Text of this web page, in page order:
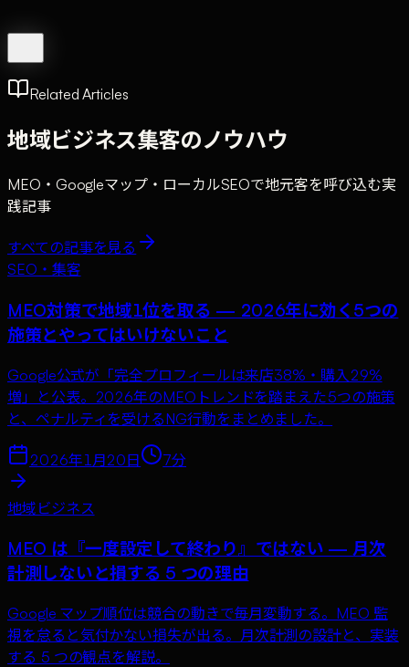
Related Articles
地域ビジネス集客のノウハウ
MEO・Googleマップ・ローカルSEOで地元客を呼び込む実
践記事
すべての記事を見る
SEO・集客
MEO対策で地域1位を取る — 2026年に効く5つの
施策とやってはいけないこと
Google公式が「完全プロフィールは来店38%・購入29%
増」と公表。2026年のMEOトレンドを踏まえた5つの施策
と、ペナルティを受けるNG行動をまとめました。
2026年1月20日 7分
地域ビジネス
MEO は『一度設定して終わり』ではない — 月次
計測しないと損する 5 つの理由
Google マップ順位は競合の動きで毎月変動する。MEO 監
視を怠ると気付かない損失が出る。月次計測の設計と、実装
する 5 つの観点を解説。